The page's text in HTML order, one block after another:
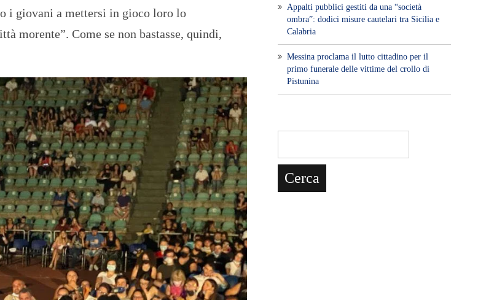
i giovani a mettersi in gioco loro lo
morente”. Come se non bastasse, quindi,
Appalti pubblici gestiti da una “società
ombra”: dodici misure cautelari tra Sicilia e
Calabria
Messina proclama il lutto cittadino per il
primo funerale delle vittime del crollo di
Pistunina